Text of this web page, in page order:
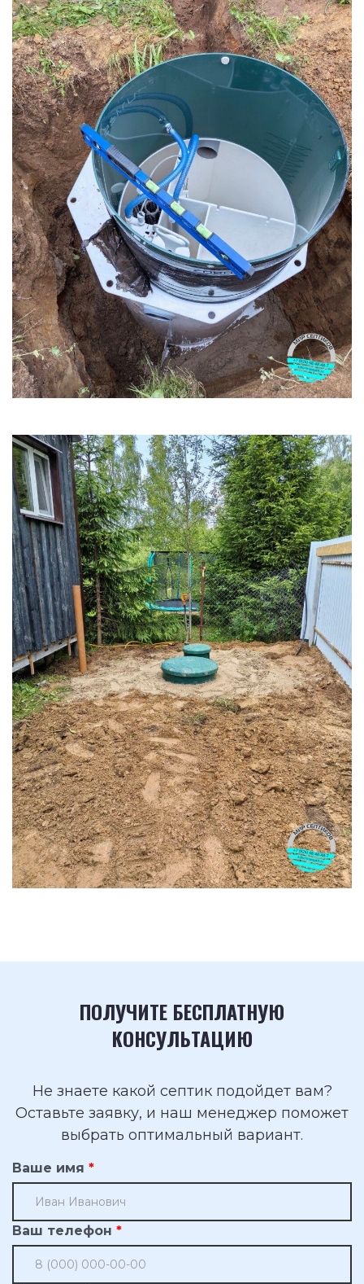
ПОЛУЧИТЕ БЕСПЛАТНУЮ
КОНСУЛЬТАЦИЮ
Не знаете какой септик подойдет вам?
Оставьте заявку, и наш менеджер поможет
выбрать оптимальный вариант.
Ваше имя
Ваш телефон